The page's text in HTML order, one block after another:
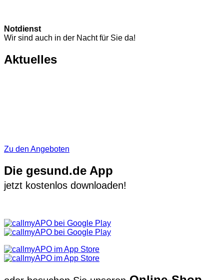
Notdienst
Wir sind auch in der Nacht für Sie da!
Aktuelles
Zu den Angeboten
Die gesund.de App
jetzt kostenlos downloaden!